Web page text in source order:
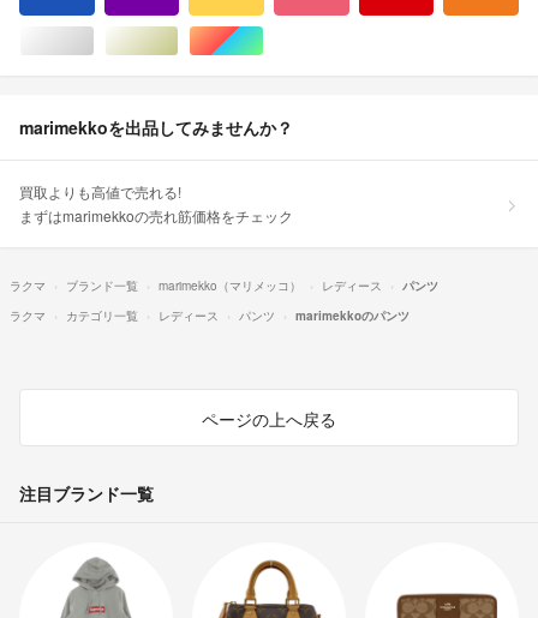
シルバー/銀色系ゴールド/金色系マルチカラー
marimekkoを出品してみませんか？
買取よりも高値で売れる!
まずはmarimekkoの売れ筋価格をチェック
ラクマ ブランド一覧 marimekko（マリメッコ） レディース
パンツ
ラクマ
カテゴリ一覧 レディース パンツ marimekkoのパンツ
ページの上へ戻る
注目ブランド一覧